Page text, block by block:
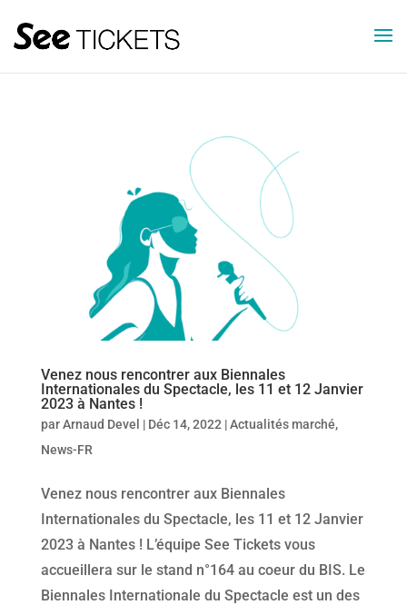
Venez nous rencontrer aux Biennales
Internationales du Spectacle, les 11 et 12 Janvier
2023 à Nantes !
parArnaud Devel | Déc 14, 2022 |Actualités marché,
News-FR
Venez nous rencontrer aux Biennales
Internationales du Spectacle, les 11 et 12 Janvier
2023 à Nantes ! L’équipe See Tickets vous
accueillera sur le stand n°164 au coeur du BIS. Le
Biennales Internationale du Spectacle est un des